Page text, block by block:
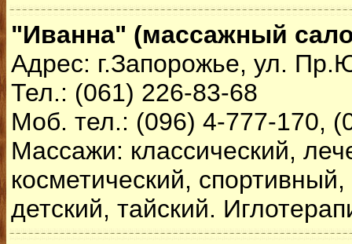
"Иванна" (массажный
Адрес: г.Запорожье, ул.
Тел.: (061) 226-83-68
Моб. тел.: (096) 4-777-170,
Массажи: классический,
косметический,
детский, тайский.